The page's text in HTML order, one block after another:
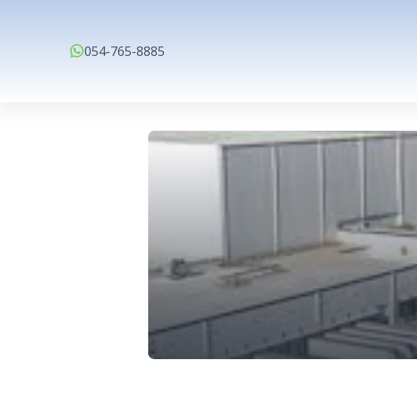
054-765-8885